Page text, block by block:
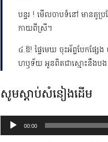
បន្ទរ​ !​ មើលចាបទំនៅ មានគូប្
កាយពីស្រី។
៤.ឱ! ផ្ទៃមេឃ ចុះអ័ព្ទបែកផ្សែ
ហឫទ័យ​ អូនពិតជាស្មោះនឹងប
សូមស្ដាប់សំនៀងដើម
Audio
Player
00:00